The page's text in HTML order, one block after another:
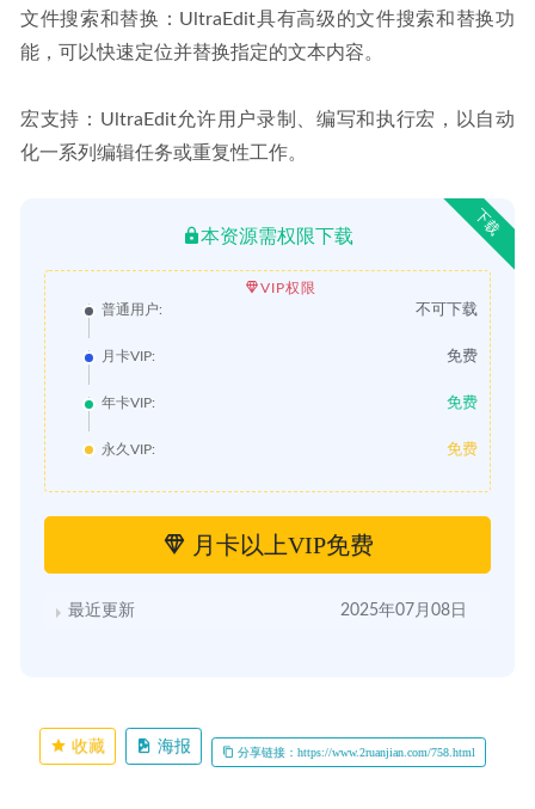
文件搜索和替换：UltraEdit具有高级的文件搜索和替换功
能，可以快速定位并替换指定的文本内容。
宏支持：UltraEdit允许用户录制、编写和执行宏，以自动
化一系列编辑任务或重复性工作。
下载
本资源需权限下载
VIP权限
普通用户:
不可下载
月卡VIP: 免费
年卡VIP: 免费
永久VIP: 免费
月卡以上VIP免费
最近更新 2025年07月08日
收藏 海报 分享链接：https://www.2ruanjian.com/758.html